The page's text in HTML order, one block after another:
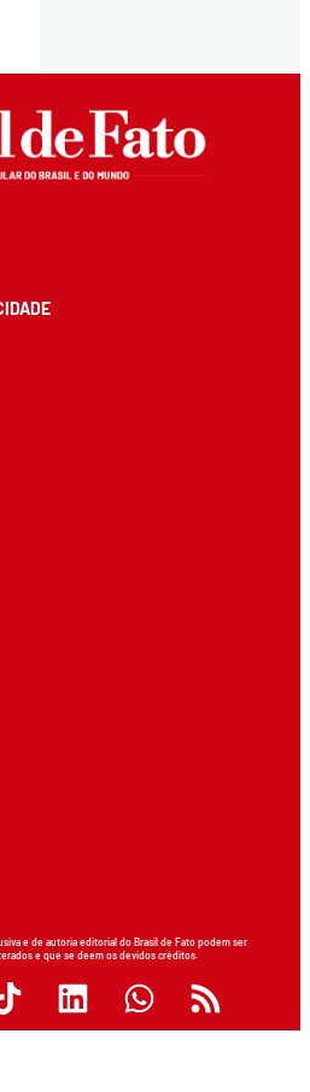
e de autoria editorial do Brasil de Fato podem ser
e que se deem os devidos créditos.